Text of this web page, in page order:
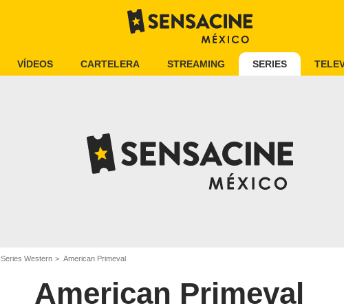
VÍDEOS CARTELERA STREAMING SERIES
Series Western American Primeval
American Primeval